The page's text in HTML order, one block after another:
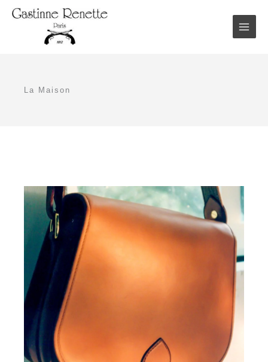
Aller
La Maison